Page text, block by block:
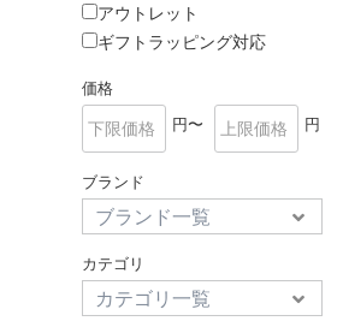
アウトレット
ギフトラッピング対応
価格
円〜
円
ブランド
カテゴリ